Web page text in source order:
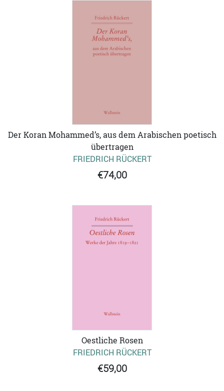
Der Koran Mohammed’s, aus dem Arabischen poetisch
übertragen
FRIEDRICH RÜCKERT
€74,00
Oestliche Rosen
FRIEDRICH RÜCKERT
€59,00